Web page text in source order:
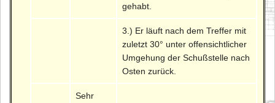
gehabt.
3.) Er läuft nach dem Treffer mit
zuletzt 30° unter offensichtlicher
Umgehung der Schußstelle nach
Osten zurück.
Sehr